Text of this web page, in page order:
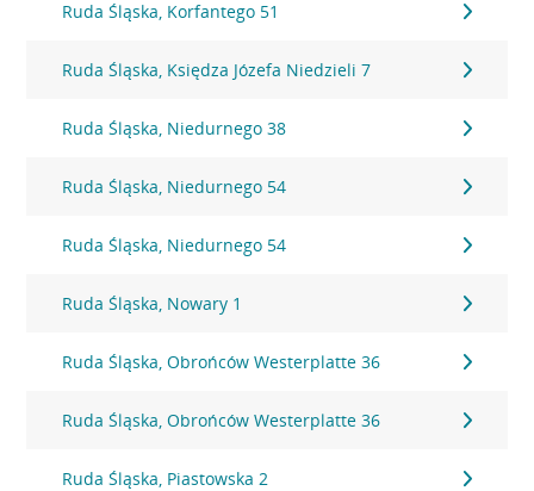
Ruda Śląska, Korfantego 51
Ruda Śląska, Księdza Józefa Niedzieli 7
Ruda Śląska, Niedurnego 38
Ruda Śląska, Niedurnego 54
Ruda Śląska, Niedurnego 54
Ruda Śląska, Nowary 1
Ruda Śląska, Obrońców Westerplatte 36
Ruda Śląska, Obrońców Westerplatte 36
Ruda Śląska, Piastowska 2